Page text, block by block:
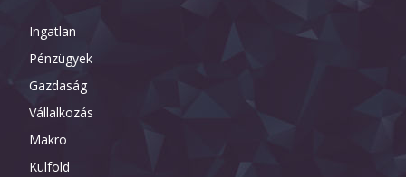
Ingatlan
Pénzügyek
Gazdaság
Vállalkozás
Makro
Külföld